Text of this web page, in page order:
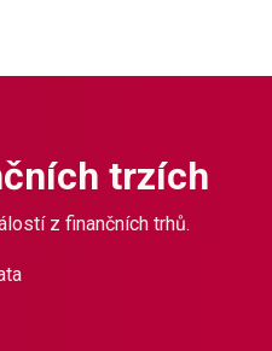
trzích
z finančních trhů.